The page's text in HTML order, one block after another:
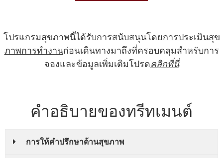
โปรแกรมสุขภาพนี้ได้รับการสนับสนุนโดยการประเมินสุข
ภาพการทํางานก่อนเดินทางมาถึงที่ครอบคลุมสําหรับการ
จองและข้อมูลเพิ่มเติมโปรดคลิกที่นี่
คำอธิบายของทรีทเมนต์
การให้คําปรึกษาด้านสุขภาพ